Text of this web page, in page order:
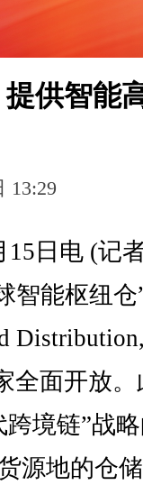
供智能
13:29
日电 (记
智能枢纽仓
全面开放
境链”战
源地的仓